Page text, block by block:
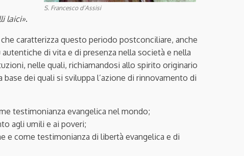
S. Francesco d’Assisi
laici».
caratterizza questo periodo postconciliare, anche
di vita e di presenza nella società e nella
nelle quali, richiamandosi allo spirito originario
dei quali si sviluppa l’azione di rinnovamento di
testimonianza evangelica nel mondo;
agli umili e ai poveri;
e come testimonianza di libertà evangelica e di